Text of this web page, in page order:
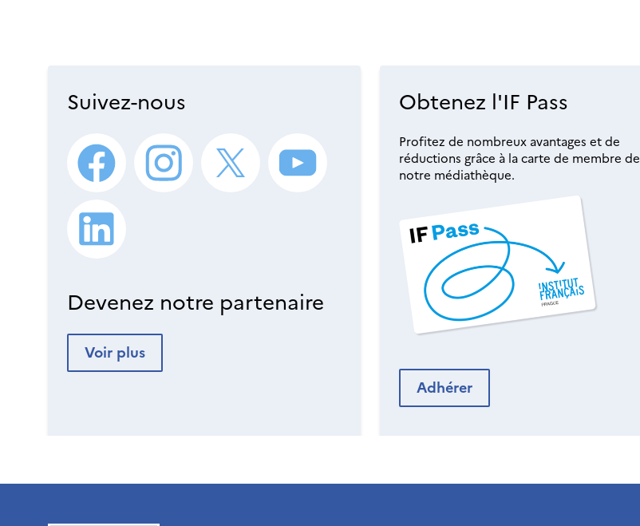
Suivez-nous
Devenez notre partenaire
Voir plus
Obtenez l'IF Pass
Profitez de nombreux avantages et de
réductions grâce à la carte de membre de
notre médiathèque.
Adhérer